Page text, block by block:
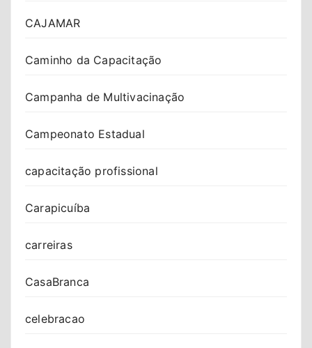
CAJAMAR
Caminho da Capacitação
Campanha de Multivacinação
Campeonato Estadual
capacitação profissional
Carapicuíba
carreiras
CasaBranca
celebracao